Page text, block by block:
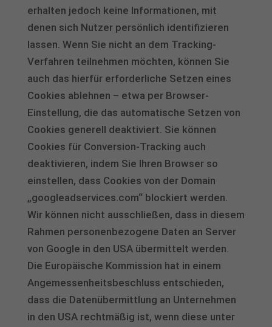
erhalten jedoch keine Informationen, mit
denen sich Nutzer persönlich identifizieren
lassen. Wenn Sie nicht an dem Tracking-
Verfahren teilnehmen möchten, können Sie
auch das hierfür erforderliche Setzen eines
Cookies ablehnen – etwa per Browser-
Einstellung, die das automatische Setzen von
Cookies generell deaktiviert. Sie können
Cookies für Conversion-Tracking auch
deaktivieren, indem Sie Ihren Browser so
einstellen, dass Cookies von der Domain
„googleadservices.com“ blockiert werden.
Wir können nicht ausschließen, dass in diesem
Rahmen personenbezogene Daten an Server
von Google in den USA übermittelt werden.
Die Europäische Kommission hat in einem
Angemessenheitsbeschluss entschieden,
dass die Datenübermittlung an Unternehmen
in den USA rechtmäßig ist, wenn diese unter